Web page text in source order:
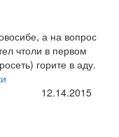
а на вопрос
чтоли в первом
горите в аду.
12.14.2015